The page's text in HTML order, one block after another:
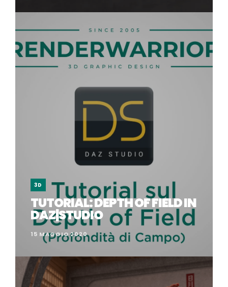
3D
TUTORIAL: DEPTH OF FIELD IN
DAZ|STUDIO
15 MAGGIO 2020